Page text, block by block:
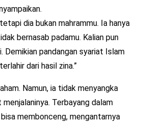
dia bukan mahrammu. Ia hanya
bernasab padamu. Kalian pun
Demikian pandangan syariat Islam
dari hasil zina.”
Namun, ia tidak menyangka
Terbayang dalam
membonceng, mengantarnya